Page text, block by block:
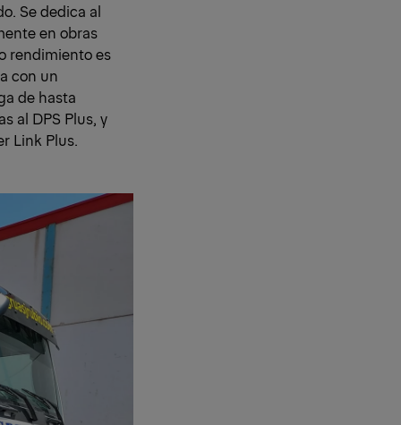
Se dedica al
en obras
rendimiento es
con un
de hasta
al DPS Plus, y
Link Plus.